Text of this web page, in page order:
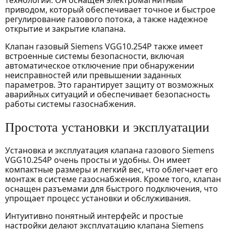
приводом, который обеспечивает точное и быстрое
регулирование газового потока, а также надежное
открытие и закрытие клапана.
Клапан газовый Siemens VGG10.254P также имеет
встроенные системы безопасности, включая
автоматическое отключение при обнаружении
неисправностей или превышении заданных
параметров. Это гарантирует защиту от возможных
аварийных ситуаций и обеспечивает безопасность
работы системы газоснабжения.
Простота установки и эксплуатации
Установка и эксплуатация клапана газового Siemens
VGG10.254P очень просты и удобны. Он имеет
компактные размеры и легкий вес, что облегчает его
монтаж в системе газоснабжения. Кроме того, клапан
оснащен разъемами для быстрого подключения, что
упрощает процесс установки и обслуживания.
Интуитивно понятный интерфейс и простые
настройки делают эксплуатацию клапана Siemens